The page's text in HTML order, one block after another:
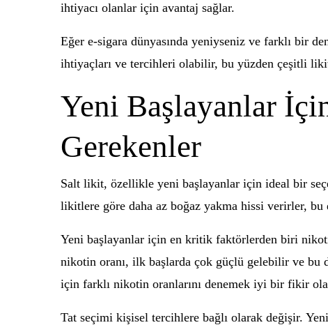
ihtiyacı olanlar için avantaj sağlar.
Eğer e-sigara dünyasında yeniyseniz ve farklı bir
ihtiyaçları ve tercihleri olabilir, bu yüzden çeşitli
Yeni Başlayanlar
Gerekenler
Salt likit, özellikle yeni başlayanlar için ideal bir
likitlere göre daha az boğaz yakma hissi verirler, bu
Yeni başlayanlar için en kritik faktörlerden biri
nikotin oranı, ilk başlarda çok güçlü gelebilir ve
için farklı nikotin oranlarını denemek iyi bir fikir
Tat seçimi kişisel tercihlere bağlı olarak değişir.